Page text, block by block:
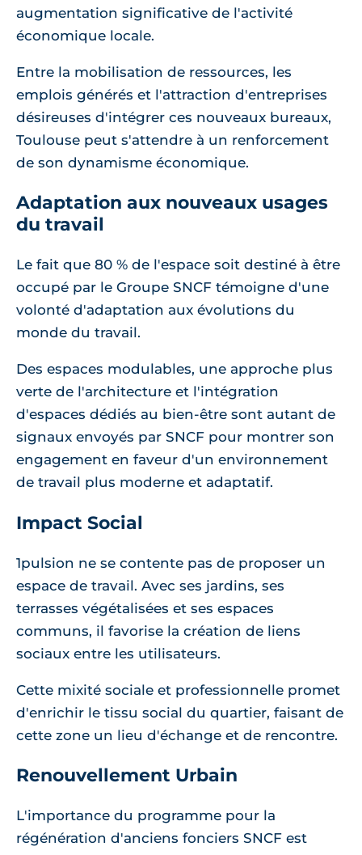
augmentation significative de l'activité
économique locale.
Entre la mobilisation de ressources, les
emplois générés et l'attraction d'entreprises
désireuses d'intégrer ces nouveaux bureaux,
Toulouse peut s'attendre à un renforcement
de son dynamisme économique.
Adaptation aux nouveaux usages
du travail
Le fait que 80 % de l'espace soit destiné à être
occupé par le Groupe SNCF témoigne d'une
volonté d'adaptation aux évolutions du
monde du travail.
Des espaces modulables, une approche plus
verte de l'architecture et l'intégration
d'espaces dédiés au bien-être sont autant de
signaux envoyés par SNCF pour montrer son
engagement en faveur d'un environnement
de travail plus moderne et adaptatif.
Impact Social
1pulsion ne se contente pas de proposer un
espace de travail. Avec ses jardins, ses
terrasses végétalisées et ses espaces
communs, il favorise la création de liens
sociaux entre les utilisateurs.
Cette mixité sociale et professionnelle promet
d'enrichir le tissu social du quartier, faisant de
cette zone un lieu d'échange et de rencontre.
Renouvellement Urbain
L'importance du programme pour la
régénération d'anciens fonciers SNCF est